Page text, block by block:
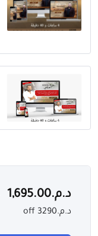
د.م.1,695.00
د.م.3290 off